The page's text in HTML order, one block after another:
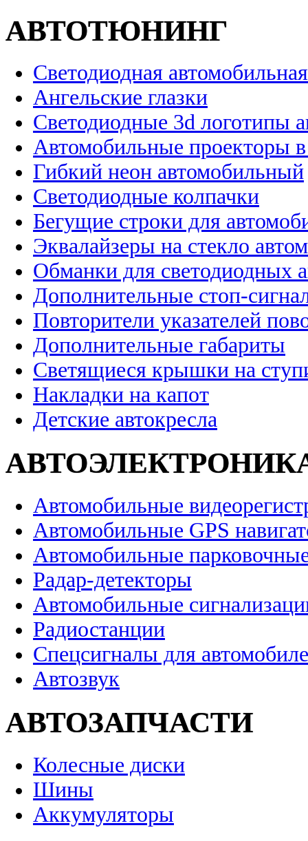
АВТОТЮНИНГ
Светодиодная
Ангельские глазки
Светодиодные 3d логотипы
Автомобильные проекторы
Гибкий неон автомобильный
Светодиодные колпачки
Бегущие строки для
Эквалайзеры на стекло
Обманки для светодиодных
Дополнительные стоп-
Повторители указателей
Дополнительные габариты
Светящиеся крышки на
Накладки на капот
Детские автокресла
Автомобильные
Автомобильные GPS
Автомобильные
Радар-детекторы
Автомобильные
Радиостанции
Спецсигналы для
Автозвук
АВТОЗАПЧАСТИ
Колесные диски
Шины
Аккумуляторы